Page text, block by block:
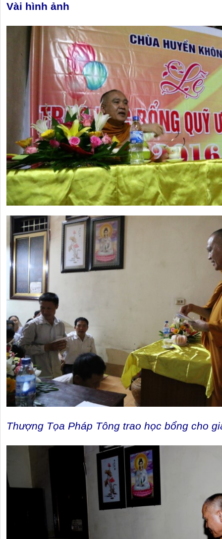
Vài hình ảnh
Thượng Tọa Pháp Tông trao học bổng cho